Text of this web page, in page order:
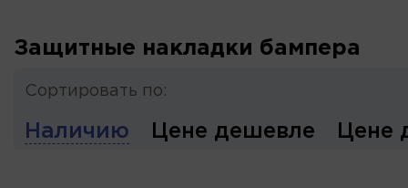
Защитные накладки бампера
Сортировать по:
Наличию Цене дешевле Цене